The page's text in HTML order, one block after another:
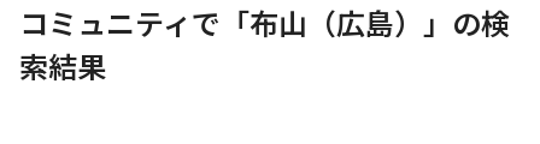
コミュニティで「布山（広島）」の検
索結果